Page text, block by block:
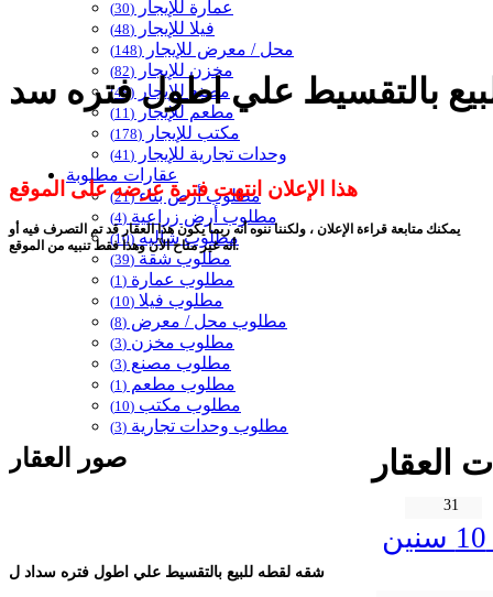
عمارة للإيجار (30)
فيلا للإيجار (48)
محل / معرض للإيجار (148)
مخزن للإيجار (82)
مصنع للإيجار (48)
مطعم للإيجار (11)
مكتب للإيجار (178)
وحدات تجارية للإيجار (41)
عقارات مطلوبة
مطلوب أرض بناء(21)
مطلوب أرض زراعية (4)
مطلوب شاليه(10)
مطلوب شقة (39)
مطلوب عمارة (1)
مطلوب فيلا (10)
مطلوب محل / معرض (8)
مطلوب مخزن (3)
مطلوب مصنع (3)
مطلوب مطعم (1)
مطلوب مكتب (10)
مطلوب وحدات تجارية (3)
هذا الإعلان انتهت فترة عرضه على الموقع
يمكنك متابعة قراءة الإعلان ، ولكننا ننوه أنه ربما يكون هذا العقار قد تم التصرف فيه أو
أنه غير متاح الآن وهذا فقط تنبيه من الموقع.
العقار
31
شقه لقطه للبيع بالتقسيط علي اطول فتره سداد ل 10 سنين
صور العقار
شقه لقطه للبيع بالتقسيط علي اطول فتره سداد ل